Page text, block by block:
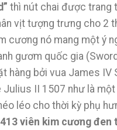
thì nút chai được trang
vịt tượng trưng cho 2
cương nó mang một ý
gươm quốc gia
hàng bởi vua James IV
Julius II 1507 như là một
léo cho thời kỳ phụ
413 viên kim cương đen